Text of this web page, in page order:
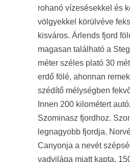
rohanó vízesésekkel és
völgyekkel körülvéve
kisváros. Árlends fjord
magasan található a
méter széles plató 30
erdő fölé, ahonnan
szédítő mélységben
Innen 200 kilométert
Szominasz fjordhoz.
legnagyobb fjordja.
Canyonja a nevét
vadvilága miatt kapta.